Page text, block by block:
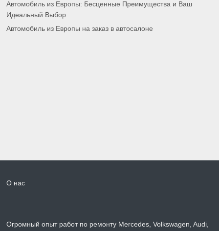
Автомобиль из Европы: Бесценные Преимущества и Ваш
Идеальный Выбор
Автомобиль из Европы на заказ в автосалоне
О нас
Огромный опыт работ по ремонту Mercedes, Volkswagen, Audi,